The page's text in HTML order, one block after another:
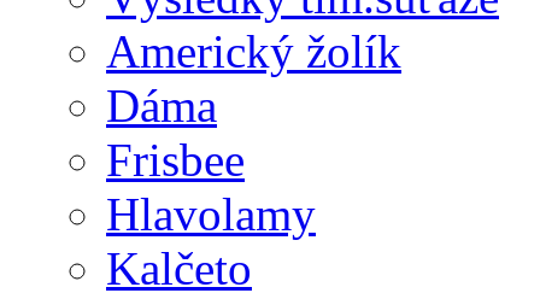
Americký žolík
Dáma
Frisbee
Hlavolamy
Kalčeto